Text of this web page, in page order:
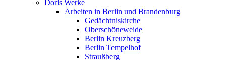
Dorls Werke
Arbeiten in Berlin und Brandenburg
Gedächtniskirche
Oberschöneweide
Berlin Kreuzberg
Berlin Tempelhof
Straußberg